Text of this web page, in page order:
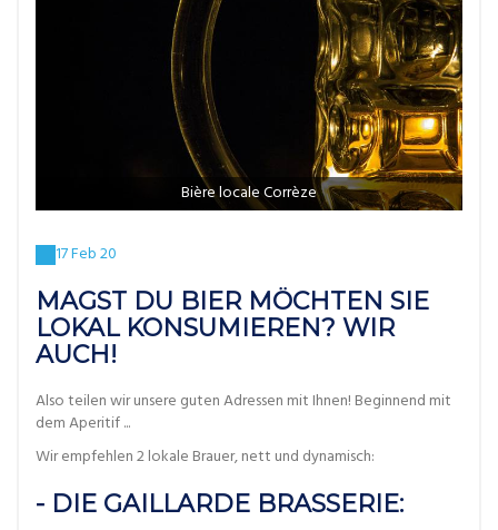
Bière locale Corrèze
17 Feb 20
MAGST DU BIER MÖCHTEN SIE
LOKAL KONSUMIEREN? WIR
AUCH!
Also teilen wir unsere guten Adressen mit Ihnen! Beginnend mit
dem Aperitif ...
Wir empfehlen 2 lokale Brauer, nett und dynamisch:
- DIE GAILLARDE BRASSERIE: